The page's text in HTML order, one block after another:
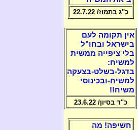
כ"ג בתמוז/ 22.7.22
אין תקומה לעם
בישראל ובחו"ל
בלי ציפייה ממשית
למשיח:
בדגל-בשלט-בצעקה
למשיח-ובכינוסי
משיח!!
כ"ד בסיון/ 23.6.22
חשיפה! מה